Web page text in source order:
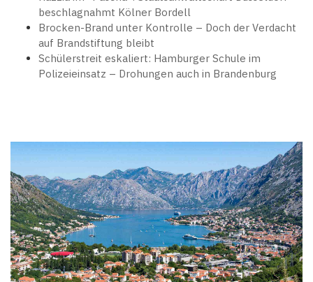
beschlagnahmt Kölner Bordell
Brocken-Brand unter Kontrolle – Doch der Verdacht
auf Brandstiftung bleibt
Schülerstreit eskaliert: Hamburger Schule im
Polizeieinsatz – Drohungen auch in Brandenburg